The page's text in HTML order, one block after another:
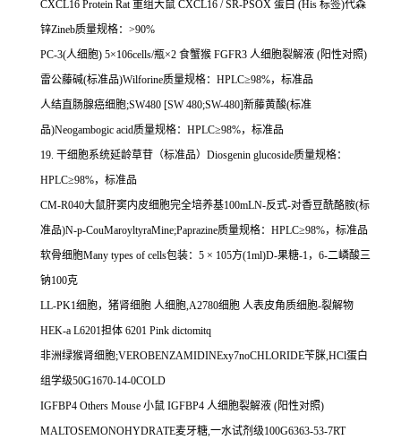
CXCL16 Protein Rat重组大鼠 CXCL16 / SR-PSOX 蛋白 (His 标签)代森
锌Zineb质量规格： >90%
PC-3(人细胞) 5×106cells/瓶×2 食蟹猴 FGFR3 人细胞裂解液 (阳性对照)
雷公藤碱(标准品)Wilforine质量规格： HPLC≥98%，标准品
人结直肠腺癌细胞;SW480 [SW 480;SW-480]新藤黄酸(标准
品)Neogambogic acid质量规格： HPLC≥98%，标准品
19. 干细胞系统延龄草苷（标准品） Diosgenin glucoside质量规格：
HPLC≥98%，标准品
CM-R040大鼠肝窦内皮细胞完全培养基100mLN-反式-对香豆酰酪胺(标
准品)N-p-CouMaroyltyraMine;Paprazine质量规格： HPLC≥98%，标准品
软骨细胞Many types of cells包装： 5 × 105方(1ml)D-果糖-1， 6-二嶙酸三
钠100克
LL-PK1细胞，猪肾细胞 人细胞,A2780细胞 人表皮角质细胞-裂解物
HEK-a L6201担体 6201 Pink dictomitq
非洲绿猴肾细胞;VEROBENZAMIDINExy7noCHLORIDE苄脒,HCl蛋白
组学级50G1670-14-0COLD
IGFBP4 Others Mouse 小鼠 IGFBP4 人细胞裂解液 (阳性对照)
MALTOSEMONOHYDRATE麦牙糖,一水试剂级100G6363-53-7RT